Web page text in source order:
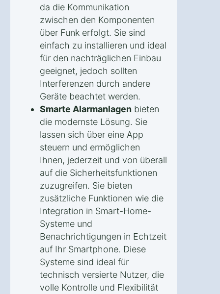
da die Kommunikation
zwischen den Komponenten
über Funk erfolgt. Sie sind
einfach zu installieren und ideal
für den nachträglichen Einbau
geeignet, jedoch sollten
Interferenzen durch andere
Geräte beachtet werden.
Smarte Alarmanlagen bieten
die modernste Lösung. Sie
lassen sich über eine App
steuern und ermöglichen
Ihnen, jederzeit und von überall
auf die Sicherheitsfunktionen
zuzugreifen. Sie bieten
zusätzliche Funktionen wie die
Integration in Smart-Home-
Systeme und
Benachrichtigungen in Echtzeit
auf Ihr Smartphone. Diese
Systeme sind ideal für
technisch versierte Nutzer, die
volle Kontrolle und Flexibilität